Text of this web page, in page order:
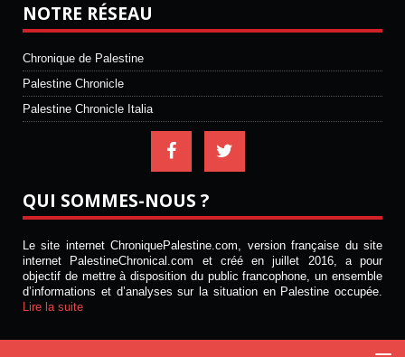
NOTRE RÉSEAU
Chronique de Palestine
Palestine Chronicle
Palestine Chronicle Italia
QUI SOMMES-NOUS ?
Le site internet ChroniquePalestine.com, version française du site
internet PalestineChronical.com et créé en juillet 2016, a pour
objectif de mettre à disposition du public francophone, un ensemble
d’informations et d’analyses sur la situation en Palestine occupée.
Lire la suite